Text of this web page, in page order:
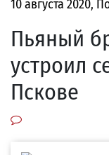
10 августа 2020,
Пьяный
устроил
Пскове